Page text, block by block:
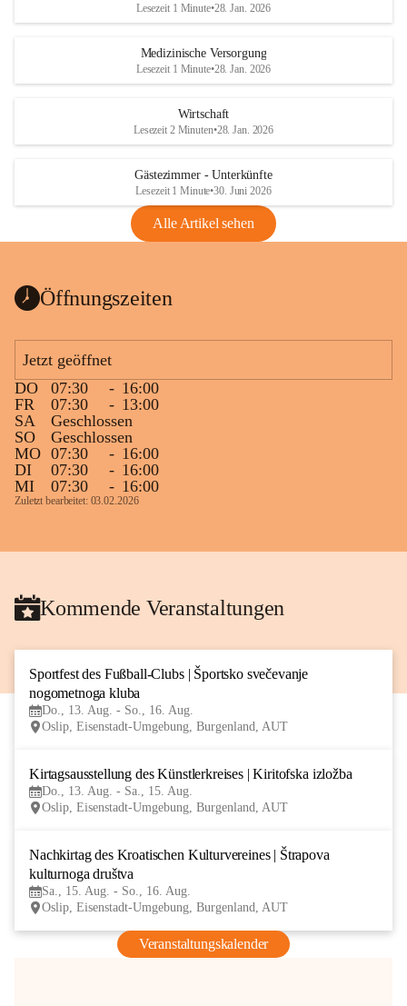
Lesezeit 1 Minute•28. Jan. 2026
Medizinische Versorgung
Lesezeit 1 Minute•28. Jan. 2026
Wirtschaft
Lesezeit 2 Minuten•28. Jan. 2026
Gästezimmer - Unterkünfte
Lesezeit 1 Minute•30. Juni 2026
Alle Artikel sehen
Öffnungszeiten
Jetzt geöffnet
DO
07:30 - 16:00
FR
07:30 - 13:00
SA
Geschlossen
SO
Geschlossen
MO 07:30 - 16:00
DI
07:30 - 16:00
MI
07:30 - 16:00
Zuletzt bearbeitet: 03.02.2026
Kommende Veranstaltungen
Sportfest des Fußball-Clubs | Športsko svečevanje
nogometnoga kluba
Do., 13. Aug. - So., 16. Aug.
Oslip, Eisenstadt-Umgebung, Burgenland, AUT
Kirtagsausstellung des Künstlerkreises | Kiritofska izložba
Do., 13. Aug. - Sa., 15. Aug.
Oslip, Eisenstadt-Umgebung, Burgenland, AUT
Nachkirtag des Kroatischen Kulturvereines | Štrapova
kulturnoga društva
Sa., 15. Aug. - So., 16. Aug.
Oslip, Eisenstadt-Umgebung, Burgenland, AUT
Veranstaltungskalender